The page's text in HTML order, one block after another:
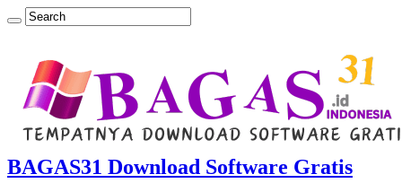
BAGAS31 Download Software Gratis